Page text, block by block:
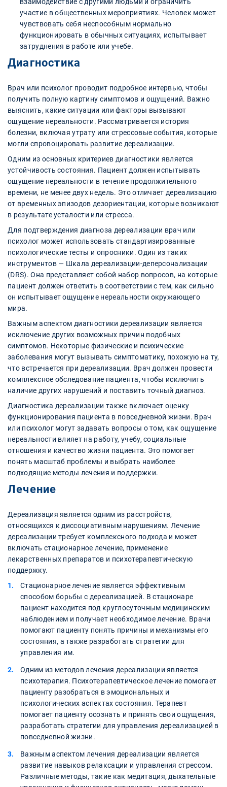
участие в общественных мероприятиях. Человек может
чувствовать себя неспособным нормально
функционировать в обычных ситуациях, испытывает
затруднения в работе или учебе.
Диагностика
Врач или психолог проводит подробное интервью, чтобы
получить полную картину симптомов и ощущений. Важно
выяснить, какие ситуации или факторы вызывают
ощущение нереальности. Рассматривается история
болезни, включая утрату или стрессовые события, которые
могли спровоцировать развитие дереализации.
Одним из основных критериев диагностики является
устойчивость состояния. Пациент должен испытывать
ощущение нереальности в течение продолжительного
времени, не менее двух недель. Это отличает дереализацию
от временных эпизодов дезориентации, которые возникают
в результате усталости или стресса.
Для подтверждения диагноза дереализации врач или
психолог может использовать стандартизированные
психологические тесты и опросники. Один из таких
инструментов — Шкала дереализации-деперсонализации
(DRS). Она представляет собой набор вопросов, на которые
пациент должен ответить в соответствии с тем, как сильно
он испытывает ощущение нереальности окружающего
мира.
Важным аспектом диагностики дереализации является
исключение других возможных причин подобных
симптомов. Некоторые физические и психические
заболевания могут вызывать симптоматику, похожую на ту,
что встречается при дереализации. Врач должен провести
комплексное обследование пациента, чтобы исключить
наличие других нарушений и поставить точный диагноз.
Диагностика дереализации также включает оценку
функционирования пациента в повседневной жизни. Врач
или психолог могут задавать вопросы о том, как ощущение
нереальности влияет на работу, учебу, социальные
отношения и качество жизни пациента. Это помогает
понять масштаб проблемы и выбрать наиболее
подходящие методы лечения и поддержки.
Лечение
Дереализация является одним из расстройств,
относящихся к диссоциативным нарушениям. Лечение
дереализации требует комплексного подхода и может
включать стационарное лечение, применение
лекарственных препаратов и психотерапевтическую
поддержку.
Стационарное лечение является эффективным
способом борьбы с дереализацией. В стационаре
пациент находится под круглосуточным медицинским
наблюдением и получает необходимое лечение. Врачи
помогают пациенту понять причины и механизмы его
состояния, а также разработать стратегии для
управления им.
Одним из методов лечения дереализации является
психотерапия. Психотерапевтическое лечение помогает
пациенту разобраться в эмоциональных и
психологических аспектах состояния. Терапевт
помогает пациенту осознать и принять свои ощущения,
разработать стратегии для управления дереализацией в
повседневной жизни.
Важным аспектом лечения дереализации является
развитие навыков релаксации и управления стрессом.
Различные методы, такие как медитация, дыхательные